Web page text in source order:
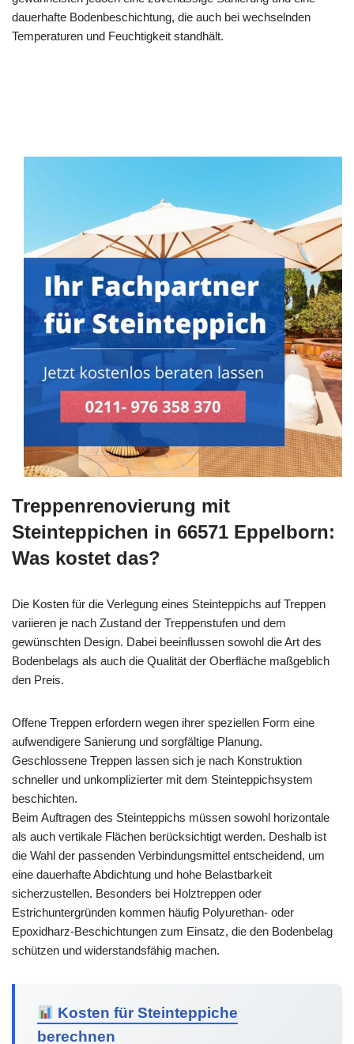
dauerhafte Bodenbeschichtung, die auch bei wechselnden
Temperaturen und Feuchtigkeit standhält.
Treppenrenovierung mit
Steinteppichen in 66571 Eppelborn:
Was kostet das?
Die Kosten für die Verlegung eines Steinteppichs auf Treppen
variieren je nach Zustand der Treppenstufen und dem
gewünschten Design. Dabei beeinflussen sowohl die Art des
Bodenbelags als auch die Qualität der Oberfläche maßgeblich
den Preis.
Offene Treppen erfordern wegen ihrer speziellen Form eine
aufwendigere Sanierung und sorgfältige Planung.
Geschlossene Treppen lassen sich je nach Konstruktion
schneller und unkomplizierter mit dem Steinteppichsystem
beschichten.
Beim Auftragen des Steinteppichs müssen sowohl horizontale
als auch vertikale Flächen berücksichtigt werden. Deshalb ist
die Wahl der passenden Verbindungsmittel entscheidend, um
eine dauerhafte Abdichtung und hohe Belastbarkeit
sicherzustellen. Besonders bei Holztreppen oder
Estrichuntergründen kommen häufig Polyurethan- oder
Epoxidharz-Beschichtungen zum Einsatz, die den Bodenbelag
schützen und widerstandsfähig machen.
Kosten für Steinteppiche
berechnen